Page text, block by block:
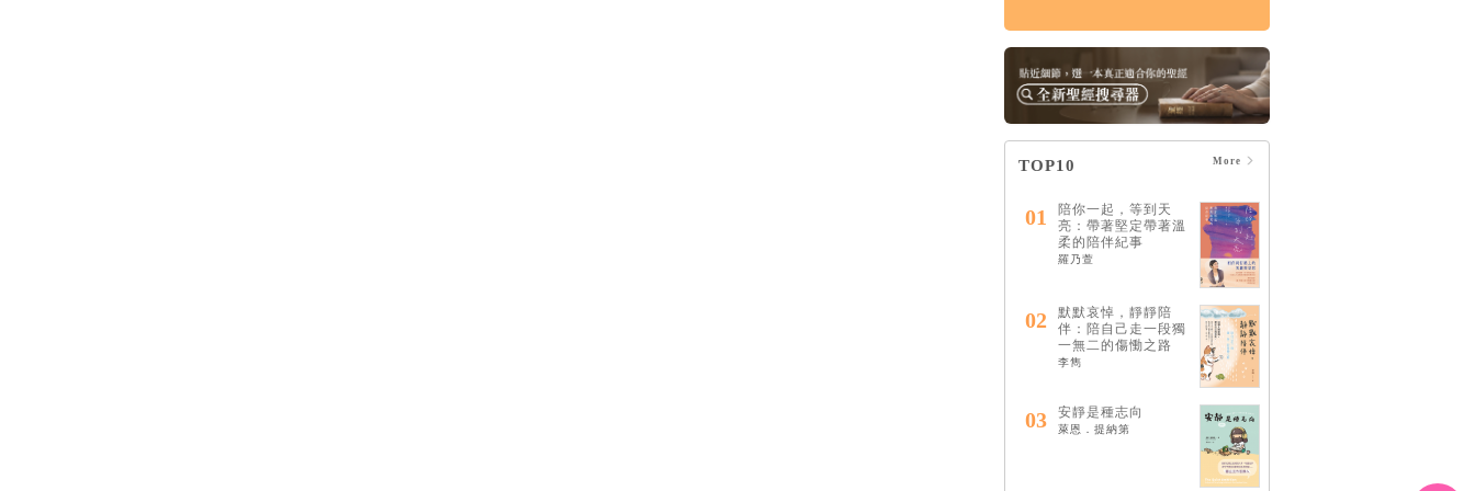
慮、憤怒、壓力和憂
鬱的15個情緒解答
HK$122 $128
TOP10 More
01
陪你一起，等到天
亮：帶著堅定帶著溫
柔的陪伴紀事
羅乃萱
02
默默哀悼，靜靜陪
伴：陪自己走一段獨
一無二的傷慟之路
李雋
03 安靜是種志向
萊恩．提納第